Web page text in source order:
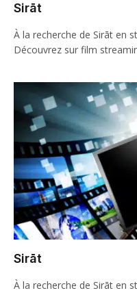
Sirāt
À la recherche de Sirāt en
Découvrez sur film
Sirāt
À la recherche de Sirāt en